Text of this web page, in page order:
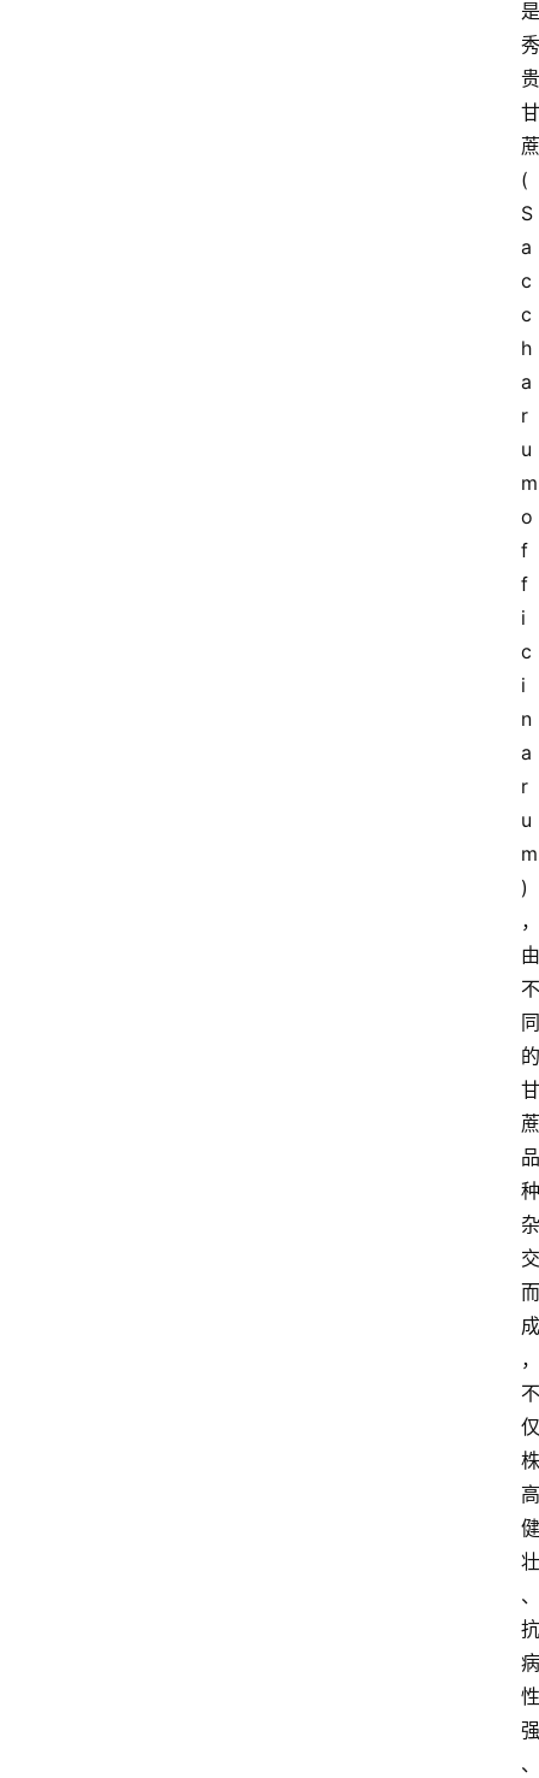
是
秀
贵
甘
蔗
(
S
a
c
c
h
a
r
u
m
o
f
f
i
c
i
n
a
r
u
m
)
，
由
不
同
的
甘
蔗
品
种
杂
交
而
成
，
不
仅
株
高
健
壮
、
抗
病
性
强
、